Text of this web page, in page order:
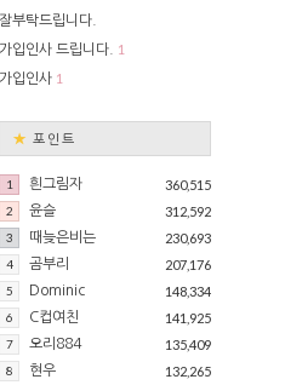
잘부탁드립니다.
가입인사 드립니다.
1
가입인사 1
★ 포인트
1 흰그림자 360,515
2 윤슬 312,592
3 때늦은비는 230,693
4 곰부리 207,176
5 Dominic 148,334
6 C컵여친 141,925
7 오리884 135,409
8 현우 132,265